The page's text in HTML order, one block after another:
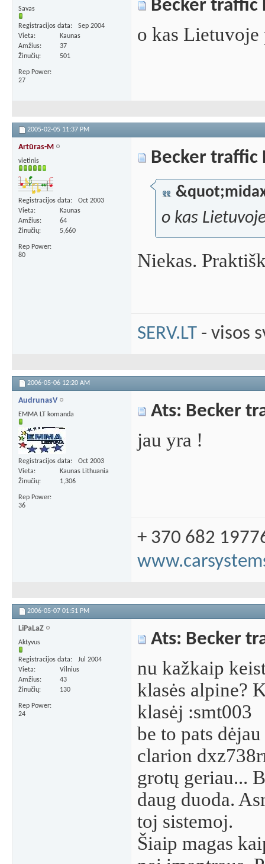
Savas
Registracijos data
Sep 2004
Vieta
Kaunas
Amžius
37
Žinučių
501
Rep Power
27
Becker traffic
o kas Lietuvoje
2005-02-05 11:37 PM
Artūras-M
vietinis
Registracijos data
Oct 2003
Vieta
Kaunas
Amžius
64
Žinučių
5,660
Rep Power
80
Becker traffic
o kas
Niekas.
SERV.LT - visos
2006-05-06 12:20 AM
AudrunasV
EMMA LT komanda
Registracijos data
Oct 2003
Vieta
Kaunas Lithuania
Žinučių
1,306
Rep Power
36
Ats: Becker
jau yra !
+ 370 682
2006-05-07 01:51 PM
LiPaLaZ
Aktyvus
Registracijos data
Jul 2004
Vieta
Vilnius
Amžius
43
Žinučių
130
Rep Power
24
Ats: Becker
nu kažkaip
klasės alpine?
klasėj :smt003
be to pats
clarion
grotų geriau...
daug duoda.
toj sistemoj.
Šiaip magas